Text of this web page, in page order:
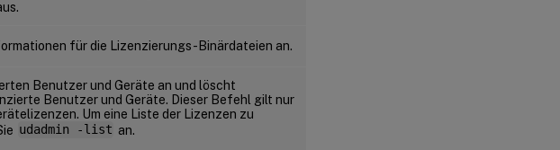
für die Lizenzierungs-Binärdateien an.
Benutzer und Geräte an und löscht
Benutzer und Geräte. Dieser Befehl gilt nur
Um eine Liste der Lizenzen zu
udadmin -list an.